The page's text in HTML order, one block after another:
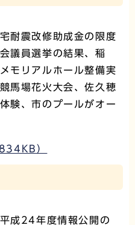
耐震改修助成金の限度
議員選挙の結果、稲
モリアルホール整備実
馬場花火大会、佐久穂
験、市のプールがオー
）
成24年度情報公開の